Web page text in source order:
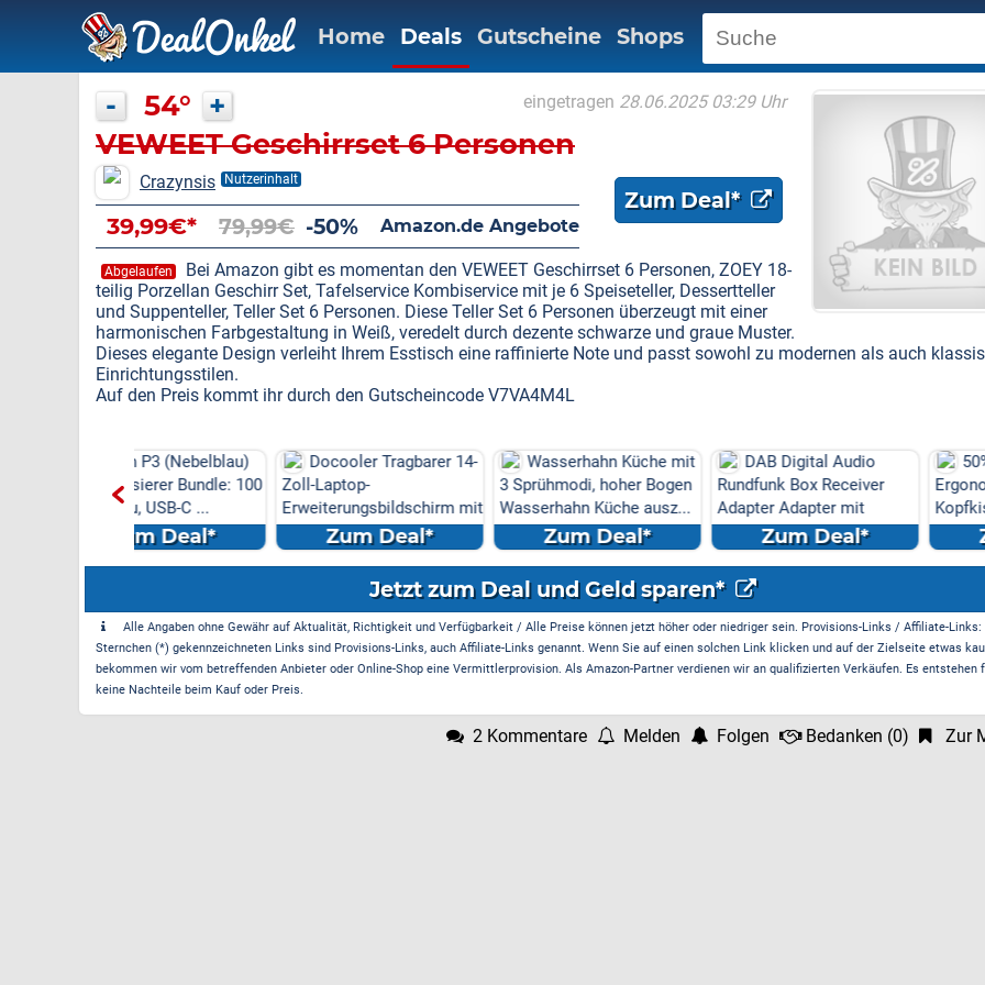
Home Deals Gutscheine Shops
- 54° + eingetragen 28.06.2025 03:29 Uhr
VEWEET Geschirrset 6 Personen
Crazynsis Nutzerinhalt
Zum Deal*
39,99€* 79,99€ -50% Amazon.de Angebote
Abgelaufen
Bei Amazon gibt es momentan den VEWEET Geschirrset 6 Personen, ZOEY 18-
teilig Porzellan Geschirr Set, Tafelservice Kombiservice mit je 6 Speiseteller, Dessertteller
und Suppenteller, Teller Set 6 Personen. Diese Teller Set 6 Personen überzeugt mit einer
harmonischen Farbgestaltung in Weiß, veredelt durch dezente schwarze und graue Muster.
Dieses elegante Design verleiht Ihrem Esstisch eine raffinierte Note und passt sowohl zu modernen als auch
Einrichtungsstilen.
Auf den Preis kommt ihr durch den Gutscheincode V7VA4M4L
Bundle: 100
Docooler Tragbarer 14-
Zoll-Laptop-
Erweiterungsbildschirm mit
DREI B...Zum Deal*
Wasserhahn Küche mit
3 Sprühmodi, hoher Bogen
Wasserhahn Küche ausz...
Zum Deal*
DAB Digital Audio
Rundfunk Box Receiver
Adapter Adapter mit
Antenn...Zum Deal*
50% off
Ergonomisches
Kopfkissen - Kissen für
SeitenZum Deal*
Jetzt zum Deal und Geld sparen*
Alle Angaben ohne Gewähr auf Aktualität, Richtigkeit und Verfügbarkeit / Alle Preise können jetzt höher oder niedriger sein. Provisions-Links / Affiliate-
Sternchen (*) gekennzeichneten Links sind Provisions-Links, auch Affiliate-Links genannt. Wenn Sie auf einen solchen Link klicken und auf der Zielseite etwas
bekommen wir vom betreffenden Anbieter oder Online-Shop eine Vermittlerprovision. Als Amazon-Partner verdienen wir an qualifizierten Verkäufen. Es entstehen
keine Nachteile beim Kauf oder Preis.
2 Kommentare Melden Folgen Bedanken (0) Zur